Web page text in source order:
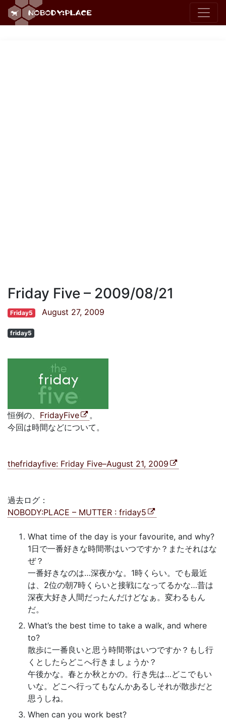
Friday Five – 2009/08/21
Friday5 August 27, 2009
friday5
恒例の、 FridayFive
。
今回は時間などについて。
thefridayfive: Friday Five–August 21, 2009
過去ログ：
NOBODY:PLACE – MUTTER : friday5
What time of the day is your favourite, and why?
1日で一番好きな時間帯はいつですか？またそれはな
ぜ？
一番好きなのは…深夜かな。1時くらい。でも最近
は、2位の朝7時くらいと接戦になってるかな…昔は
深夜大好き人間だったんだけどなぁ。変わるもん
だ。
What’s the best time to take a walk, and where
to?
散歩に一番良いと思う時間帯はいつですか？もし行
くとしたらどこへ行きましょうか？
午後かな。春とか秋とかの。行き先は…どこでもい
いな。どこへ行ってもなんかあるしそれが散歩だと
思うしね。
When can you work best?